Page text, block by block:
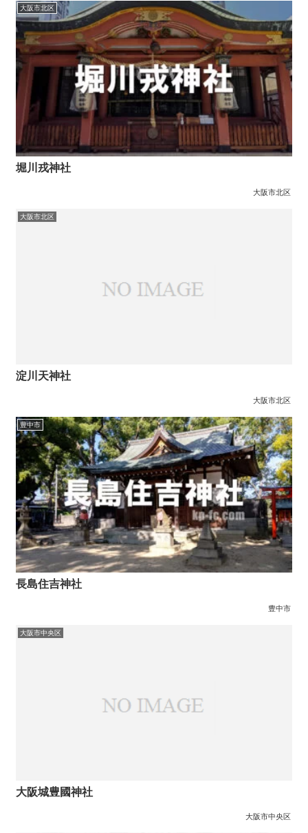
大阪市北区
堀川戎神社
大阪市北区
大阪市北区
淀川天神社
大阪市北区
豊中市
長島住吉神社
豊中市
大阪市中央区
大阪城豊國神社
大阪市中央区